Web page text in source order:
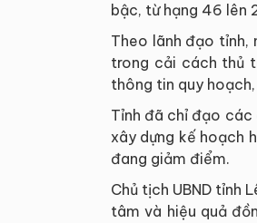
bậc, từ hạng 46 lên
Theo lãnh đạo tỉnh,
trong cải cách thủ
thông tin quy
Tỉnh đã chỉ đạo các
xây dựng kế hoạch
đang giảm điểm.
Chủ tịch UBND tỉnh
tâm và hiệu quả